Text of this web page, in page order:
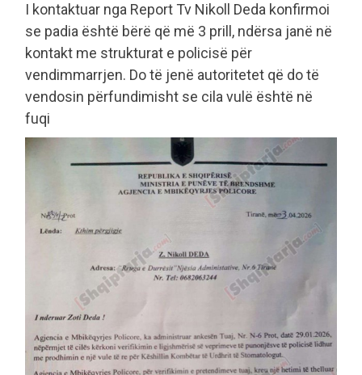
I kontaktuar nga Report Tv Nikoll Deda konfirmoi
se padia është bërë që më 3 prill, ndërsa janë në
kontakt me strukturat e policisë për
vendimmarrjen. Do të jenë autoritetet që do të
vendosin përfundimisht se cila vulë është në
fuqi